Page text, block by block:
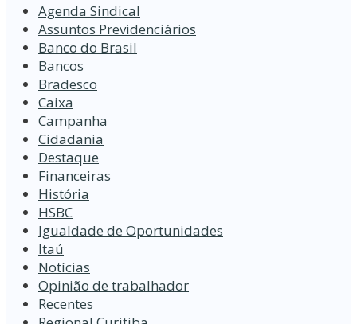
Agenda Sindical
Assuntos Previdenciários
Banco do Brasil
Bancos
Bradesco
Caixa
Campanha
Cidadania
Destaque
Financeiras
História
HSBC
Igualdade de Oportunidades
Itaú
Notícias
Opinião de trabalhador
Recentes